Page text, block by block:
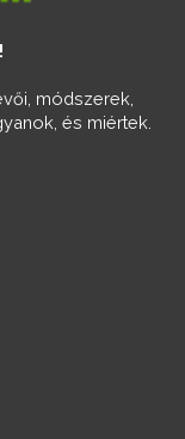
módszerek,
és miértek.